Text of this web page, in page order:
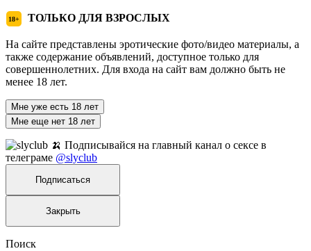
18+ ТОЛЬКО ДЛЯ ВЗРОСЛЫХ
На сайте представлены эротические фото/видео материалы, а
также содержание объявлений, доступное только для
совершеннолетних. Для входа на сайт вам должно быть не
менее 18 лет.
Мне уже есть 18 лет
Мне еще нет 18 лет
🍌 Подписывайся на главный канал о сексе в
телеграме @slyclub
Подписаться
Закрыть
Поиск